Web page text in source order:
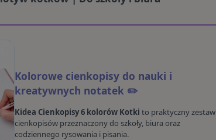
Kolorowe cienkopisy do nauki i
kreatywnych notatek ✏️
Kidea Cienkopisy 6 kolorów Kotki to praktyczny zestaw
cienkopisów przeznaczony do szkoły, biura oraz
codziennego rysowania i pisania.